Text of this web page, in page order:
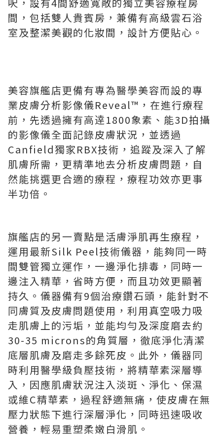
間，包括雙人貴賓房，兼備有高級雲石浴
室及整潔美觀的化妝間，設計方便貼心。
美容旗艦店更備有專為醫學美容而設的專
業皮膚分析影像儀Reveal™，在進行療程
前，先透過擁有高逹1800象素、能3D拍攝
的影像儀全面記錄皮膚狀況，並透過
Canfield獨家RBX技術，追蹤及深入了解
肌膚所需，更精準地去分析皮膚問題，自
然能挑選更合適的療程，療程功效亦更事
半功倍。
旗艦店的另一賣點是活膚淨肌再生療程，
運用最新Silk Peel技術儀器，能夠同一時
間雙管獨立運作，一邊淨化排毒，同時一
邊注入精華，省時方便，而且功效更顯著
持久。儀器備有9個治療鑽石頭，能針對不
同膚質及皮膚問題使用，利用真空吸力吸
走肌膚上的污垢，並能均勻及深度磨去約
30-35 microns的角質層，徹底淨化清潔
底層肌膚及磨走多餘死皮。此外，儀器同
時利用醫學級負壓技術，將精華素深層導
入，因應肌膚狀況注入淡斑、淨化、保濕
或維C精華素，過程舒適無痛，使皮膚在無
壓力狀態下進行深層淨化，同時迅速吸收
營養，輕易重塑柔嫩白滑肌。